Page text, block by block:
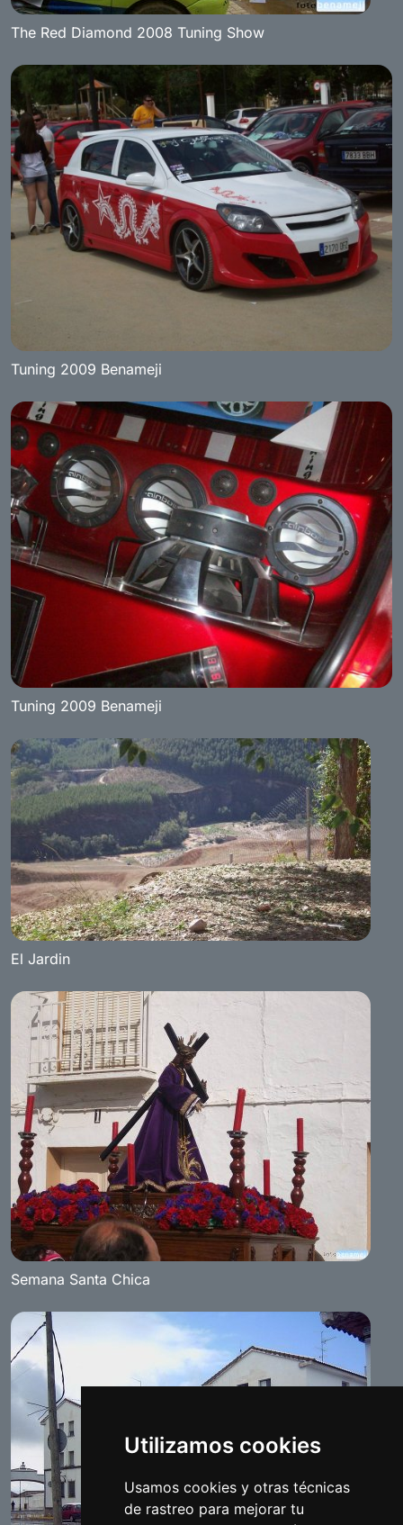
Utilizamos cookies
Usamos cookies y otras técnicas
de rastreo para mejorar tu
The Red Diamond 2008 Tuning Show
Tuning 2009 Benameji
Tuning 2009 Benameji
El Jardin
Semana Santa Chica